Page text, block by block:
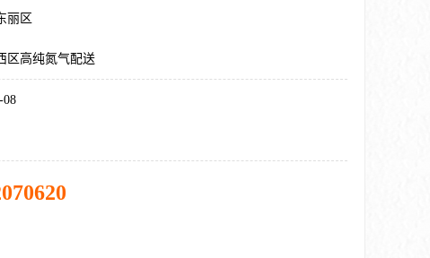
丽区
区高纯氮气配送
08